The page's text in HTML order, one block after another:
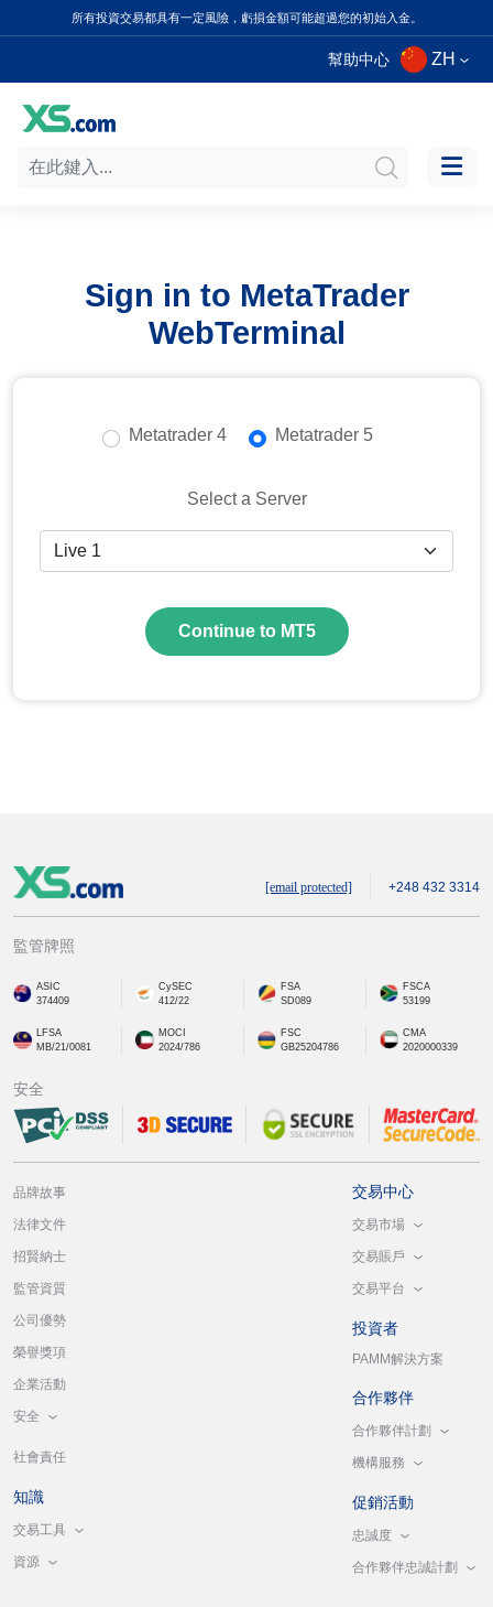
所有投資交易都具有一定風險，虧損金額可能超過您的初始入金。
幫助中心 ZH
Sign in to MetaTrader
WebTerminal
Metatrader 4 Metatrader 5
Select a Server
Continue to MT5
[email protected] +248 432 3314
監管牌照
ASIC
374409
CySEC
412/22
FSA
SD089
FSCA
53199
LFSA
MB/21/0081
MOCI
2024/786
FSC
GB25204786
CMA
2020000339
安全
品牌故事
法律文件
招賢納士
監管資質
公司優勢
榮譽獎項
企業活動
安全
社會責任
知識
交易工具
資源
交易中心
交易市場
交易賬戶
交易平台
投資者
PAMM解決方案
合作夥伴
合作夥伴計劃
機構服務
促銷活動
忠誠度
合作夥伴忠誠計劃